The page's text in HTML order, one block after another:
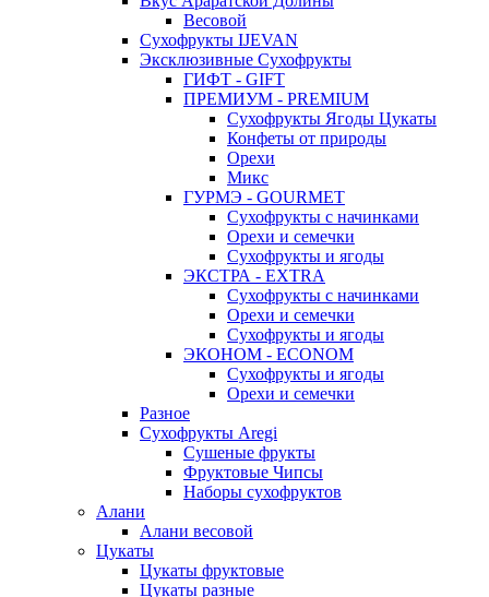
Весовой
Сухофрукты IJEVAN
Эксклюзивные Сухофрукты
ГИФТ - GIFT
ПРЕМИУМ - PREMIUM
Сухофрукты Ягоды Цукаты
Конфеты от природы
Орехи
Микс
ГУРМЭ - GOURMET
Сухофрукты с начинками
Орехи и семечки
Сухофрукты и ягоды
ЭКСТРА - EXTRA
Сухофрукты с начинками
Орехи и семечки
Сухофрукты и ягоды
ЭКОНОМ - ECONOM
Сухофрукты и ягоды
Орехи и семечки
Разное
Сухофрукты Aregi
Сушеные фрукты
Фруктовые Чипсы
Наборы сухофруктов
Алани
Алани весовой
Цукаты
Цукаты фруктовые
Цукаты разные